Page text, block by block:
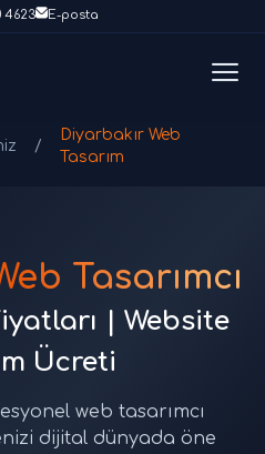
4623 E-posta
/
Diyarbakır Web
Tasarım
Tasarımcı
| Website
Ücreti
web tasarımcı
dijital dünyada öne